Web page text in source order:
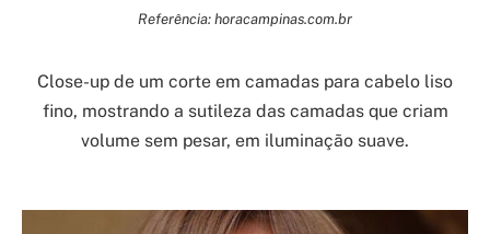
Referência: horacampinas.com.br
Close-up de um corte em camadas para cabelo liso
fino, mostrando a sutileza das camadas que criam
volume sem pesar, em iluminação suave.